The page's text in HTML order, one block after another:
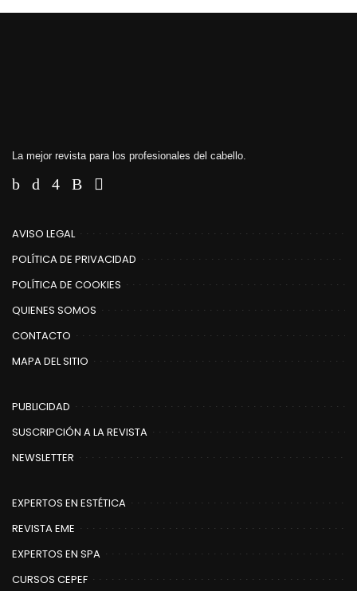
La mejor revista para los profesionales del cabello.
AVISO LEGAL
POLÍTICA DE PRIVACIDAD
POLÍTICA DE COOKIES
QUIENES SOMOS
CONTACTO
MAPA DEL SITIO
PUBLICIDAD
SUSCRIPCIÓN A LA REVISTA
NEWSLETTER
EXPERTOS EN ESTÉTICA
REVISTA EME
EXPERTOS EN SPA
CURSOS CEPEF